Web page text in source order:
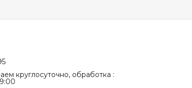
круглосуточно, обработка :